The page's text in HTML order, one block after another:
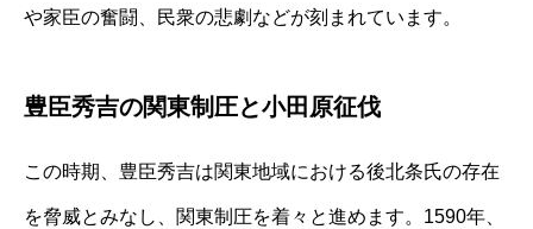
や家臣の奮闘、民衆の悲劇などが刻まれています。
豊臣秀吉の関東制圧と小田原征伐
この時期、豊臣秀吉は関東地域における後北条氏の存在
を脅威とみなし、関東制圧を着々と進めます。1590年、